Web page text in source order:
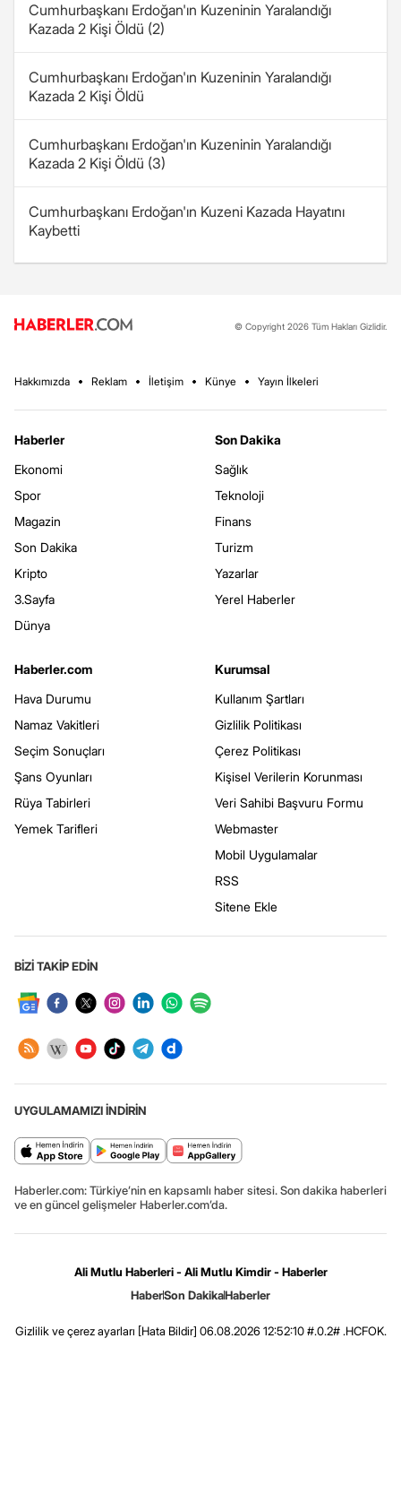
Cumhurbaşkanı Erdoğan'ın Kuzeninin Yaralandığı
Kazada 2 Kişi Öldü (2)
Cumhurbaşkanı Erdoğan'ın Kuzeninin Yaralandığı
Kazada 2 Kişi Öldü
Cumhurbaşkanı Erdoğan'ın Kuzeninin Yaralandığı
Kazada 2 Kişi Öldü (3)
Cumhurbaşkanı Erdoğan'ın Kuzeni Kazada Hayatını
Kaybetti
© Copyright 2026 Tüm Hakları Gizlidir.
Hakkımızda Reklam İletişim Künye Yayın İlkeleri
Haberler
Ekonomi
Spor
Magazin
Son Dakika
Kripto
3.Sayfa
Dünya
Son Dakika
Sağlık
Teknoloji
Finans
Turizm
Yazarlar
Yerel Haberler
Haberler.com
Hava Durumu
Namaz Vakitleri
Seçim Sonuçları
Şans Oyunları
Rüya Tabirleri
Yemek Tarifleri
Kurumsal
Kullanım Şartları
Gizlilik Politikası
Çerez Politikası
Kişisel Verilerin Korunması
Veri Sahibi Başvuru Formu
Webmaster
Mobil Uygulamalar
RSS
Sitene Ekle
BİZİ TAKİP EDİN
UYGULAMAMIZI İNDİRİN
Haberler.com: Türkiye’nin en kapsamlı haber sitesi. Son dakika haberleri
ve en güncel gelişmeler Haberler.com’da.
Ali Mutlu Haberleri - Ali Mutlu Kimdir - Haberler
HaberSon DakikaHaberler
Gizlilik ve çerez ayarları [Hata Bildir] 06.08.2026 12:52:10 #.0.2# .HCFOK.